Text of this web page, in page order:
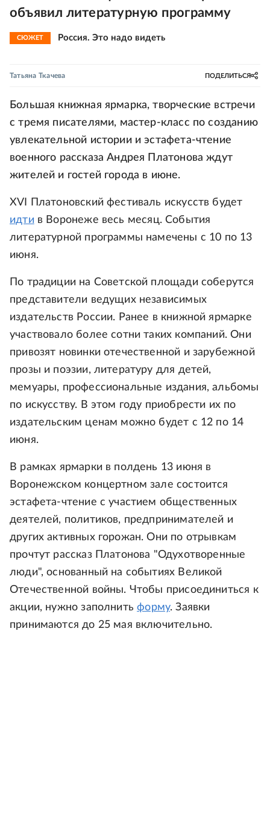
объявил литературную программу
СЮЖЕТ Россия. Это надо видеть
Татьяна Ткачева ПОДЕЛИТЬСЯ
Большая книжная ярмарка, творческие встречи
с тремя писателями, мастер-класс по созданию
увлекательной истории и эстафета-чтение
военного рассказа Андрея Платонова ждут
жителей и гостей города в июне.
XVI Платоновский фестиваль искусств будет
идти в Воронеже весь месяц. События
литературной программы намечены с 10 по 13
июня.
По традиции на Советской площади соберутся
представители ведущих независимых
издательств России. Ранее в книжной ярмарке
участвовало более сотни таких компаний. Они
привозят новинки отечественной и зарубежной
прозы и поэзии, литературу для детей,
мемуары, профессиональные издания, альбомы
по искусству. В этом году приобрести их по
издательским ценам можно будет с 12 по 14
июня.
В рамках ярмарки в полдень 13 июня в
Воронежском концертном зале состоится
эстафета-чтение с участием общественных
деятелей, политиков, предпринимателей и
других активных горожан. Они по отрывкам
прочтут рассказ Платонова "Одухотворенные
люди", основанный на событиях Великой
Отечественной войны. Чтобы присоединиться к
акции, нужно заполнитьформу. Заявки
принимаются до 25 мая включительно.